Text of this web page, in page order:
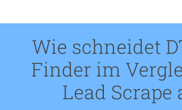
Wie schneidet
Finder im
Lead Scrape